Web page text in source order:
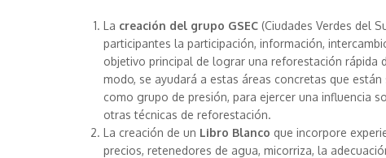
La creación del grupo GSEC (Ciudades Verdes del
participantes la participación, información,
objetivo principal de lograr una reforestación rápida
modo, se ayudará a estas áreas concretas que
como grupo de presión, para ejercer una influencia
otras técnicas de reforestación.
La creación de un Libro Blanco que incorpore
precios, retenedores de agua, micorriza, la